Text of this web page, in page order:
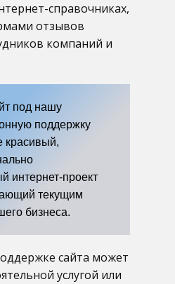
справочниках,
отзывов
компаний и
под нашу
поддержку
красивый,
интернет-проект
текущим
бизнеса.
сайта может
услугой или